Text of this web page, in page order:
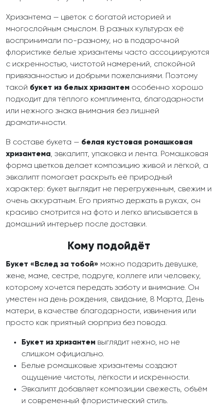
Хризантема — цветок с богатой историей и
многослойным смыслом. В разных культурах её
воспринимали по-разному, но в подарочной
флористике белые хризантемы часто ассоциируются
с искренностью, чистотой намерений, спокойной
привязанностью и добрыми пожеланиями. Поэтому
такой букет из белых хризантем особенно хорошо
подходит для тёплого комплимента, благодарности
или нежного знака внимания без лишней
драматичности.
В составе букета — белая кустовая ромашковая
хризантема, эвкалипт, упаковка и лента. Ромашковая
форма цветков делает композицию живой и лёгкой, а
эвкалипт помогает раскрыть её природный
характер: букет выглядит не перегруженным, свежим и
очень аккуратным. Его приятно держать в руках, он
красиво смотрится на фото и легко вписывается в
домашний интерьер после доставки.
Кому подойдёт
Букет «Вслед за тобой» можно подарить девушке,
жене, маме, сестре, подруге, коллеге или человеку,
которому хочется передать заботу и внимание. Он
уместен на день рождения, свидание, 8 Марта, День
матери, в качестве благодарности, извинения или
просто как приятный сюрприз без повода.
Букет из хризантем выглядит нежно, но не
слишком официально.
Белые ромашковые хризантемы создают
ощущение чистоты, лёгкости и искренности.
Эвкалипт добавляет композиции свежесть, объём
и современный флористический стиль.